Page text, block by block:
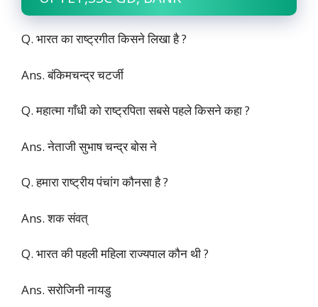
Q. भारत का राष्ट्रगीत किसने लिखा है ?
Ans. बंकिमचन्द्र चटर्जी
Q. महात्मा गाँधी को राष्ट्रपिता सबसे पहले किसने कहा ?
Ans. नेताजी सुभाष चन्द्र बोस ने
Q. हमारा राष्ट्रीय पंचांग कौनसा है ?
Ans. शक संवत्
Q. भारत की पहली महिला राज्यपाल कौन थी ?
Ans. सरोजिनी नायडु